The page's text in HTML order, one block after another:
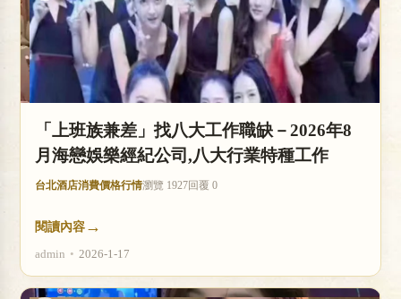
「上班族兼差」找八大工作職缺－2026年8
月海戀娛樂經紀公司,八大行業特種工作
台北酒店消費價格行情瀏覽 1927回覆 0
閱讀內容 →
admin • 2026-1-17